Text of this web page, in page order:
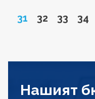
Page
31 Go to page
32 Go to
33 Go
34
Нашият